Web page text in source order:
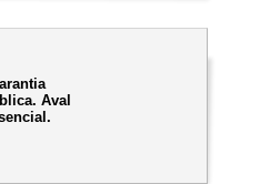
Aval